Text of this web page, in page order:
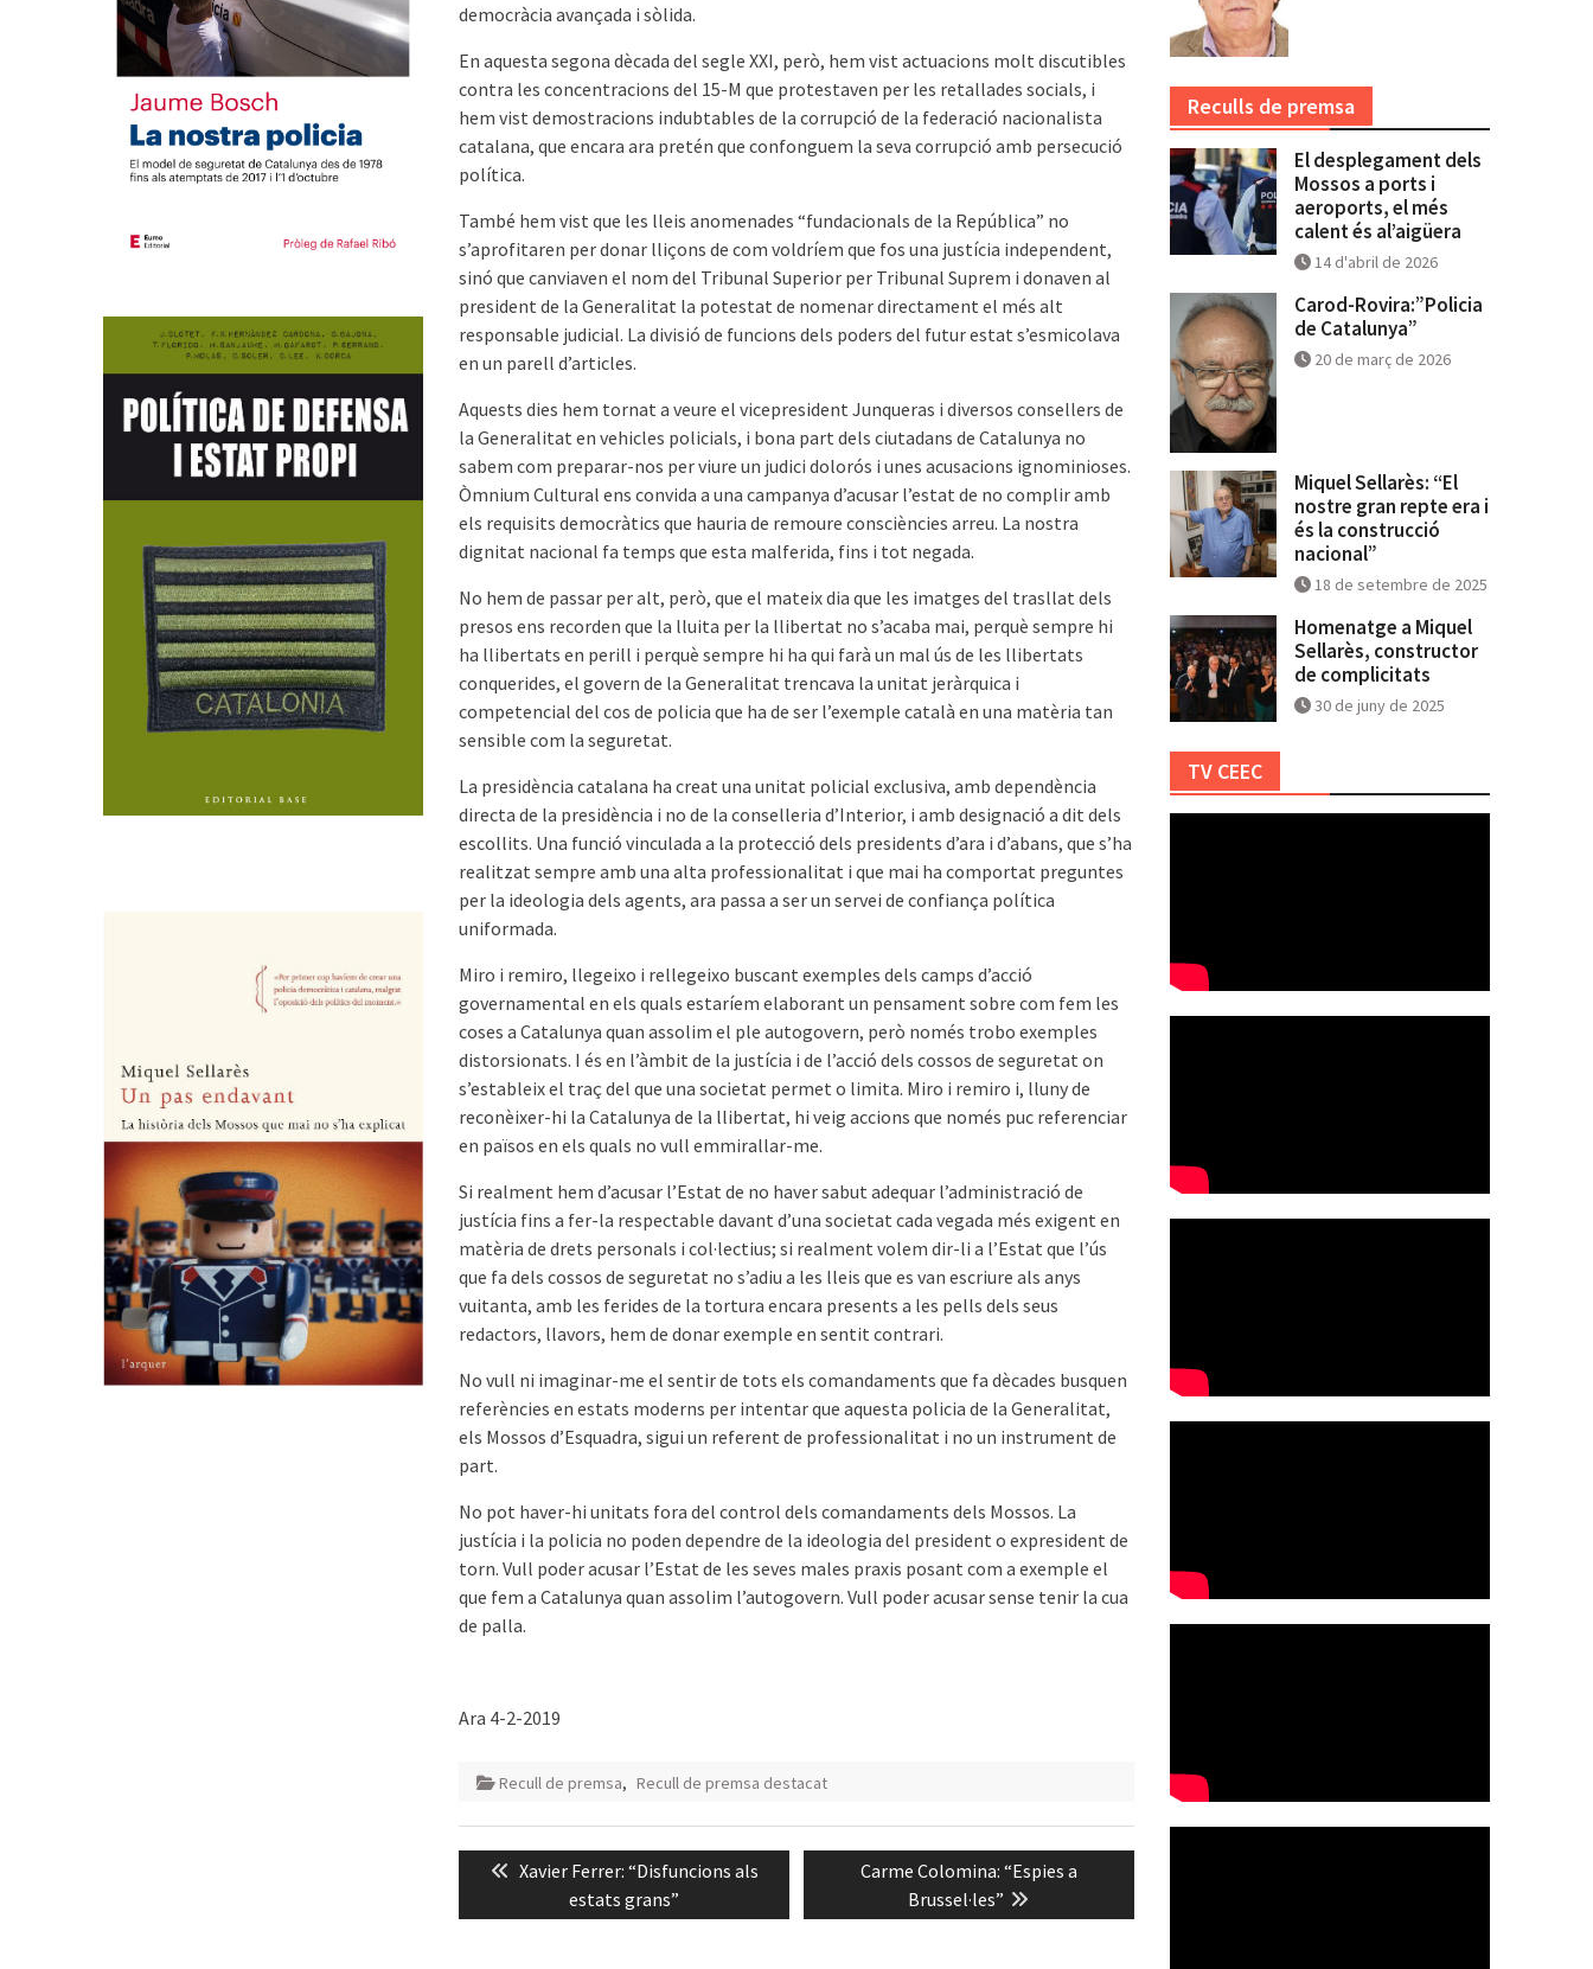
democràcia avançada i sòlida.
En aquesta segona dècada del segle XXI, però, hem vist actuacions molt discutibles
contra les concentracions del 15-M que protestaven per les retallades socials, i
hem vist demostracions indubtables de la corrupció de la federació nacionalista
catalana, que encara ara pretén que confonguem la seva corrupció amb persecució
política.
També hem vist que les lleis anomenades “fundacionals de la República” no
s’aprofitaren per donar lliçons de com voldríem que fos una justícia independent,
sinó que canviaven el nom del Tribunal Superior per Tribunal Suprem i donaven al
president de la Generalitat la potestat de nomenar directament el més alt
responsable judicial. La divisió de funcions dels poders del futur estat s’esmicolava
en un parell d’articles.
Aquests dies hem tornat a veure el vicepresident Junqueras i diversos consellers de
la Generalitat en vehicles policials, i bona part dels ciutadans de Catalunya no
sabem com preparar-nos per viure un judici dolorós i unes acusacions ignominioses.
Òmnium Cultural ens convida a una campanya d’acusar l’estat de no complir amb
els requisits democràtics que hauria de remoure consciències arreu. La nostra
dignitat nacional fa temps que esta malferida, fins i tot negada.
No hem de passar per alt, però, que el mateix dia que les imatges del trasllat dels
presos ens recorden que la lluita per la llibertat no s’acaba mai, perquè sempre hi
ha llibertats en perill i perquè sempre hi ha qui farà un mal ús de les llibertats
conquerides, el govern de la Generalitat trencava la unitat jeràrquica i
competencial del cos de policia que ha de ser l’exemple català en una matèria tan
sensible com la seguretat.
La presidència catalana ha creat una unitat policial exclusiva, amb dependència
directa de la presidència i no de la conselleria d’Interior, i amb designació a dit dels
escollits. Una funció vinculada a la protecció dels presidents d’ara i d’abans, que s’ha
realitzat sempre amb una alta professionalitat i que mai ha comportat preguntes
per la ideologia dels agents, ara passa a ser un servei de confiança política
uniformada.
Miro i remiro, llegeixo i rellegeixo buscant exemples dels camps d’acció
governamental en els quals estaríem elaborant un pensament sobre com fem les
coses a Catalunya quan assolim el ple autogovern, però només trobo exemples
distorsionats. I és en l’àmbit de la justícia i de l’acció dels cossos de seguretat on
s’estableix el traç del que una societat permet o limita. Miro i remiro i, lluny de
reconèixer-hi la Catalunya de la llibertat, hi veig accions que només puc referenciar
en països en els quals no vull emmirallar-me.
Si realment hem d’acusar l’Estat de no haver sabut adequar l’administració de
justícia fins a fer-la respectable davant d’una societat cada vegada més exigent en
matèria de drets personals i col·lectius; si realment volem dir-li a l’Estat que l’ús
que fa dels cossos de seguretat no s’adiu a les lleis que es van escriure als anys
vuitanta, amb les ferides de la tortura encara presents a les pells dels seus
redactors, llavors, hem de donar exemple en sentit contrari.
No vull ni imaginar-me el sentir de tots els comandaments que fa dècades busquen
referències en estats moderns per intentar que aquesta policia de la Generalitat,
els Mossos d’Esquadra, sigui un referent de professionalitat i no un instrument de
part.
No pot haver-hi unitats fora del control dels comandaments dels Mossos. La
justícia i la policia no poden dependre de la ideologia del president o expresident de
torn. Vull poder acusar l’Estat de les seves males praxis posant com a exemple el
que fem a Catalunya quan assolim l’autogovern. Vull poder acusar sense tenir la cua
de palla.
Ara 4-2-2019
Recull de premsa, Recull de premsa destacat
Navegació
d'entrades
Previous
Xavier Ferrer: “Disfuncions als
estats grans”
Next
Carme Colomina: “Espies a
Brussel·les”
Reculls de premsa
El desplegament dels
Mossos a ports i
aeroports, el més
calent és al’aigüera
14 d'abril de 2026
Carod-Rovira:”Policia
de Catalunya”
20 de març de 2026
Miquel Sellarès: “El
nostre gran repte era i
és la construcció
nacional”
18 de setembre de 2025
Homenatge a Miquel
Sellarès, constructor
de complicitats
30 de juny de 2025
TV CEEC